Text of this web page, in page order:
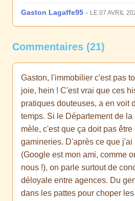
Gaston Lagaffe95 - LE 07 AVRIL
Commentaires (21)
Gaston, l'immobilier c'est pas
joie, hein ! C'est vrai que ces
pratiques douteuses, a en voit
temps. Si le Département de la
mèle, c'est que ça doit pas être
gamineries. D'après ce que j'ai
(Google est mon ami, comme
nous !), on parle surtout de
déloyale entre agences. Du
dans les pattes pour choper